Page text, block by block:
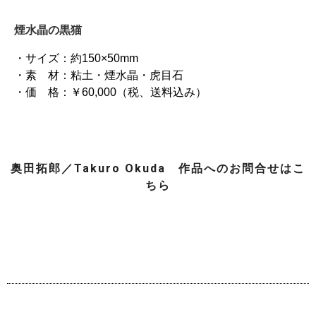
煙水晶の黒猫
・サイズ：約150×50mm
・素 材：粘土・煙水晶・虎目石
・価 格：￥60,000（税、送料込み）
奥田拓郎／Takuro Okuda 作品へのお問合せはこ
ちら